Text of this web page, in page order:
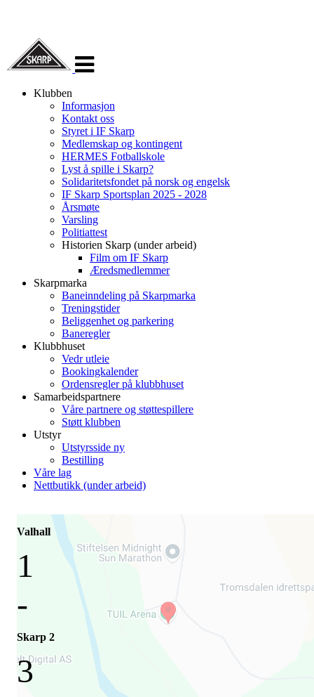
navigasjon
Klubben
Informasjon
Kontakt oss
Styret i IF Skarp
Medlemskap og kontingent
HERMES Fotballskole
Lyst å spille i Skarp?
Solidaritetsfondet på norsk og engelsk
IF Skarp Sportsplan 2025 - 2028
Årsmøte
Varsling
Politiattest
Historien Skarp (under arbeid)
Film om IF Skarp
Æredsmedlemmer
Skarpmarka
Baneinndeling på Skarpmarka
Treningstider
Beliggenhet og parkering
Baneregler
Klubbhuset
Vedr utleie
Bookingkalender
Ordensregler på klubbhuset
Samarbeidspartnere
Våre partnere og støttespillere
Støtt klubben
Utstyr
Utstyrsside ny
Bestilling
Våre lag
Nettbutikk (under arbeid)
Valhall
1
-
Skarp 2
3